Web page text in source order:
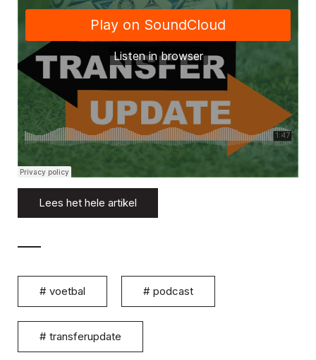
Lees het hele artikel
# voetbal # podcast
# transferupdate